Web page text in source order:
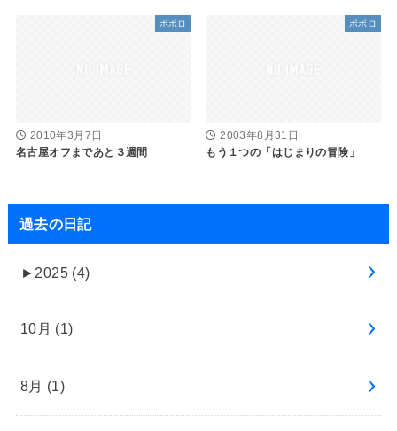
ポポロ
2010年3月7日
名古屋オフまであと３週間
ポポロ
2003年8月31日
もう１つの「はじまりの冒険」
過去の日記
► 2025 (4)
10月 (1)
8月 (1)